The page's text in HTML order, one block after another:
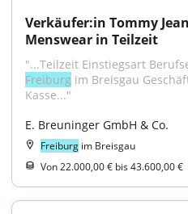
Verkäufer:in Tommy
Menswear in Teilzeit
Freiburg im Breisgau
Kasse..."
E. Breuninger GmbH & Co.
Freiburg im Breisgau
Von 22.000,00 € bis 43.600,00 €